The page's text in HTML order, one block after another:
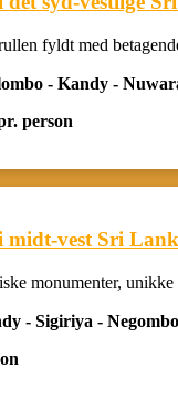
fyldt med
- Kandy -
person
midt-vest Sri
monumenter,
- Sigiriya - Negombo